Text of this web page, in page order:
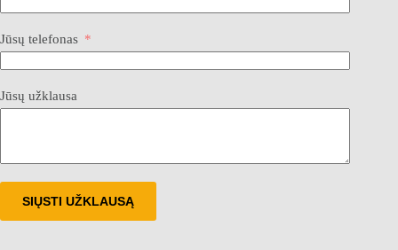
Jūsų telefonas
Jūsų užklausa
SIŲSTI UŽKLAUSĄ